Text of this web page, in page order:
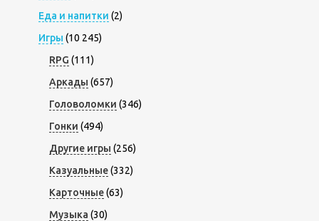
Еда и напитки (2)
Игры (10 245)
RPG (111)
Аркады (657)
Головоломки (346)
Гонки (494)
Другие игры (256)
Казуальные(332)
Карточные(63)
Музыка (30)